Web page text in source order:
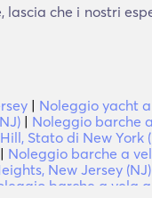
che i nostri
| Noleggio yacht
| Noleggio barche
Stato di New York
| Noleggio barche a
New Jersey (NJ)
barche a vela